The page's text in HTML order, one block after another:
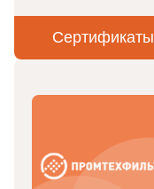
Сертификаты